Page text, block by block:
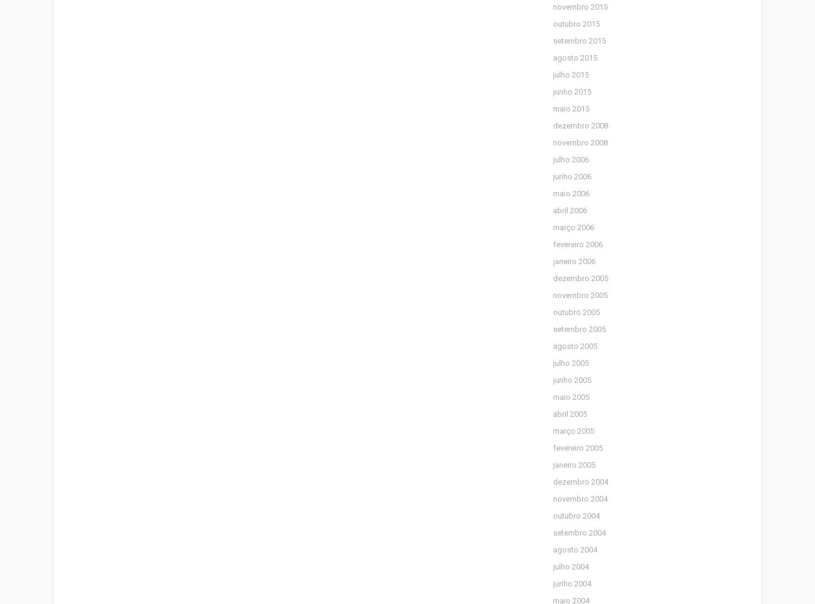
novembro 2015
outubro 2015
setembro 2015
agosto 2015
julho 2015
junho 2015
maio 2015
dezembro 2008
novembro 2008
julho 2006
junho 2006
maio 2006
abril 2006
março 2006
fevereiro 2006
janeiro 2006
dezembro 2005
novembro 2005
outubro 2005
setembro 2005
agosto 2005
julho 2005
junho 2005
maio 2005
abril 2005
março 2005
fevereiro 2005
janeiro 2005
dezembro 2004
novembro 2004
outubro 2004
setembro 2004
agosto 2004
julho 2004
junho 2004
maio 2004